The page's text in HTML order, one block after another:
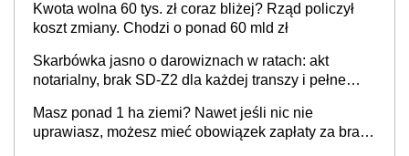
Kwota wolna 60 tys. zł coraz bliżej? Rząd policzył
koszt zmiany. Chodzi o ponad 60 mld zł
Skarbówka jasno o darowiznach w ratach: akt
notarialny, brak SD-Z2 dla każdej transzy i pełne
Masz ponad 1 ha ziemi? Nawet jeśli nic nie
uprawiasz, możesz mieć obowiązek zapłaty za brak